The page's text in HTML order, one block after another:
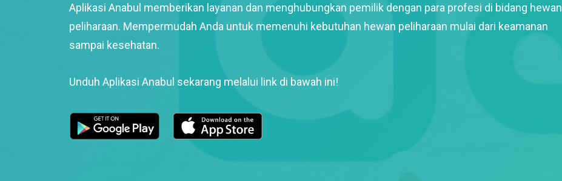
Aplikasi Anabul memberikan layanan dan menghubungkan pemilik dengan para profesi di bidang hewan
peliharaan. Mempermudah Anda untuk memenuhi kebutuhan hewan peliharaan mulai dari keamanan
sampai kesehatan.
Unduh Aplikasi Anabul sekarang melalui link di bawah ini!